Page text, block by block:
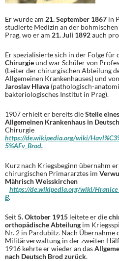
Er wurde am 21. September 1867 in
studierte Medizin an der
Prag, wo er am 21. Juli 1892auch
Er spezialisierte sich in der Folge für
Chirurgieund war Schüler von
(Leiter der chirurgischen Abteilung
Allgemeinen Krankenhauses) und
Jaroslav Hlava (pathologisch-
bakteriologisches Institut in Prag).
1907 erhielt er bereits dieStelle
Allgemeinen Krankenhaus in
Chirurgie
https://de.wikipedia.org/wiki/
5%AFv_Brod.
Kurz nach Kriegsbeginn übernahm
chirurgischen Primararztes im
Mährisch Weisskirchen
https://de.wikipedia.org/wiki/
B.
Seit5. Oktober 1915 leitete er die
orthopädische Abteilung im
Nr. 2 in Pardubitz. Nach Übernahme
Militärverwaltung in der zweiten
1916 kehrte er wieder an das
nach Deutsch Brod zurück.